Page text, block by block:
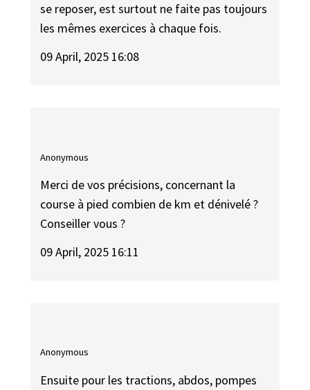
se reposer, est surtout ne faite pas toujours
les mêmes exercices à chaque fois.
09 April, 2025 16:08
Anonymous
Merci de vos précisions, concernant la
course à pied combien de km et dénivelé ?
Conseiller vous ?
09 April, 2025 16:11
Anonymous
Ensuite pour les tractions, abdos, pompes